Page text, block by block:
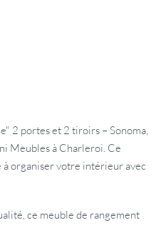
2 portes et 2 tiroirs – Sonoma,
Meubles à Charleroi. Ce
à organiser votre intérieur avec
ce meuble de rangement